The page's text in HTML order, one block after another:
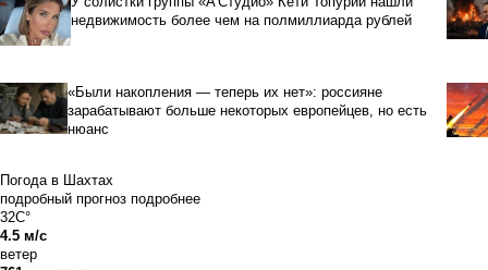
недвижимость более чем на полмиллиарда рублей
«Были накопления — теперь их нет»: россияне
зарабатывают больше некоторых европейцев, но есть
нюанс
Погода в Шахтах
подробный прогноз подробнее
32C°
4.5 м/с
ветер